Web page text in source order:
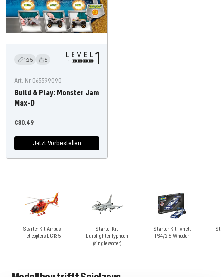
1:25 6
Art. Nr 065599090
Build & Play: Monster Jam
Max-D
Angebotspreis
€30,49
Jetzt Vorbestellen
Starter Kit Airbus
Helicopters EC135
Starter Kit
Eurofighter Typhoon
(single seater)
Starter Kit Tyrrell
P34/2 6-Wheeler